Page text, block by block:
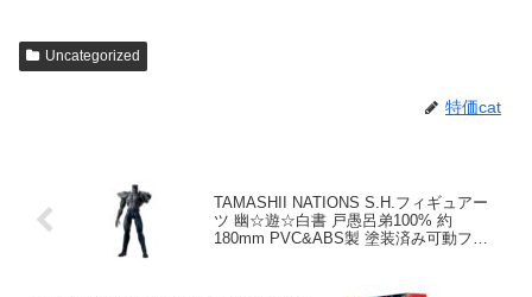
Uncategorized
特価cat
TAMASHII NATIONS S.H.フィギュアー
ツ 幽☆遊☆白書 戸愚呂弟100% 約
180mm PVC&ABS製 塗装済み可動フィ